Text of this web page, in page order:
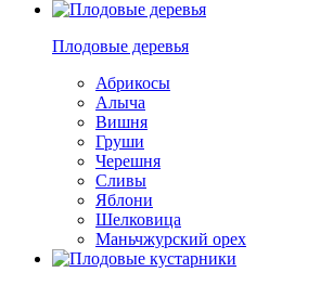
Плодовые деревья
Абрикосы
Алыча
Вишня
Груши
Черешня
Сливы
Яблони
Шелковица
Маньчжурский орех